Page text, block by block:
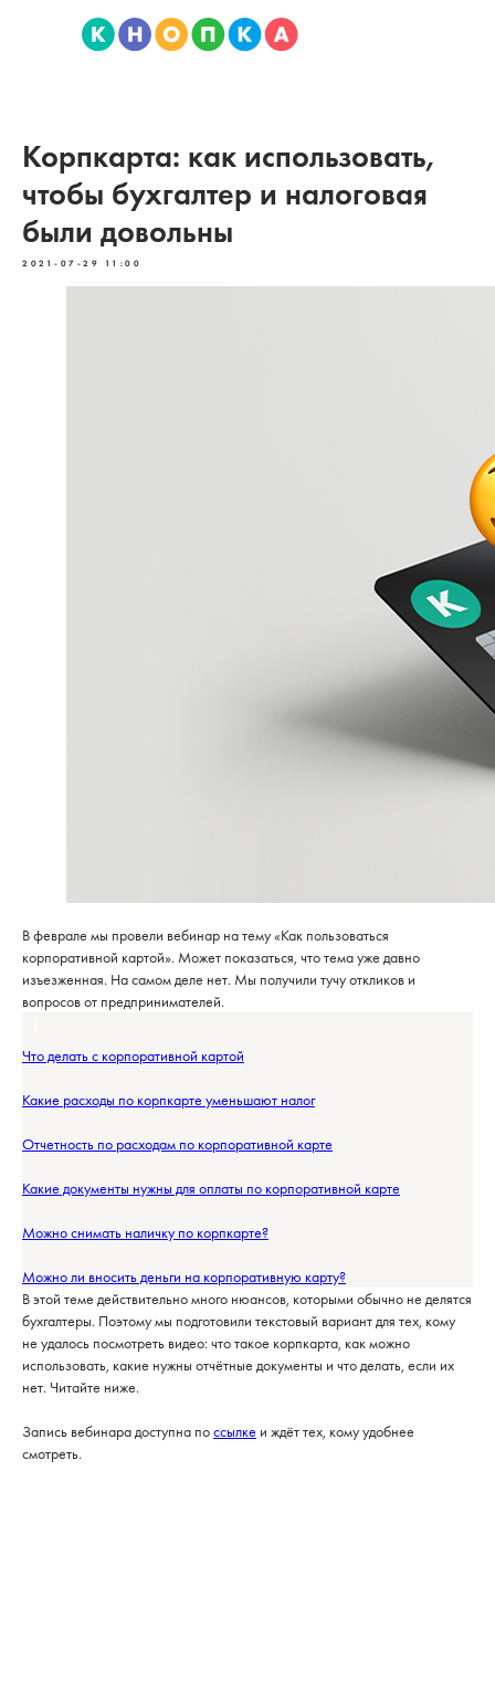
Корпкарта: как использовать,
чтобы бухгалтер и налоговая
были довольны
2021-07-29 11:00
В феврале мы провели вебинар на тему «Как пользоваться
корпоративной картой». Может показаться, что тема уже давно
изъезженная. На самом деле нет. Мы получили тучу откликов и
вопросов от предпринимателей.
Что делать с корпоративной картой
Какие расходы по корпкарте уменьшают налог
Отчетность по расходам по корпоративной карте
Какие документы нужны для оплаты по корпоративной карте
Можно снимать наличку по корпкарте?
Можно ли вносить деньги на корпоративную карту?
В этой теме действительно много нюансов, которыми обычно не делятся
бухгалтеры. Поэтому мы подготовили текстовый вариант для тех, кому
не удалось посмотреть видео: что такое корпкарта, как можно
использовать, какие нужны отчётные документы и что делать, если их
нет. Читайте ниже.
Запись вебинара доступна поссылке и ждёт тех, кому удобнее
смотреть.